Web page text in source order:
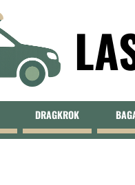
DRAGKROK